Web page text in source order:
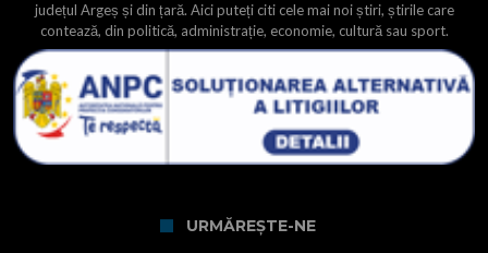
județul Argeș și din țară. Aici puteți citi cele mai noi știri, știrile care
contează, din politică, administrație, economie, cultură sau sport.
URMĂREȘTE-NE